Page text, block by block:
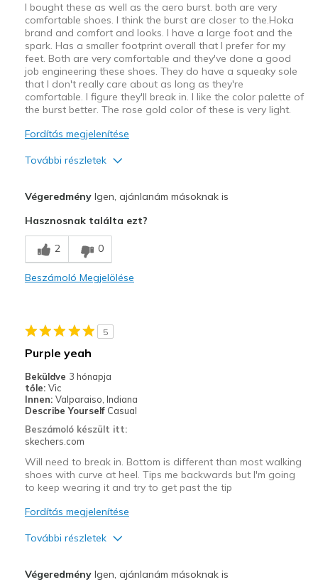
I bought these as well as the aero burst. both are very
comfortable shoes. I think the burst are closer to the.Hoka
brand and comfort and looks. I have a large foot and the
spark. Has a smaller footprint overall that I prefer for my
feet. Both are very comfortable and they've done a good
job engineering these shoes. They do have a squeaky sole
that I don't really care about as long as they're
comfortable. I figure they'll break in. I like the color palette of
the burst better. The rose gold color of these is very light.
Fordítás megjelenítése
További részletek
Comfortable
Kontra
Squeaky
Casual Wear
Width
Feels true to width
Sizing
Feels true to size
View On Shoes
I'm Into Shoes
VégeredményIgen, ajánlanám másoknak is
Hasznosnak találta ezt?
2 0
Beszámoló Megjelölése
5
Purple yeah
Beküldve 3 hónapja
tőle: Vic
Innen: Valparaiso, Indiana
Describe Yourself Casual
Beszámoló készült itt:
skechers.com
Will need to break in. Bottom is different than most walking
shoes with curve at heel. Tips me backwards but I'm going
to keep wearing it and try to get past the tip
Fordítás megjelenítése
További részletek
VégeredményIgen, ajánlanám másoknak is